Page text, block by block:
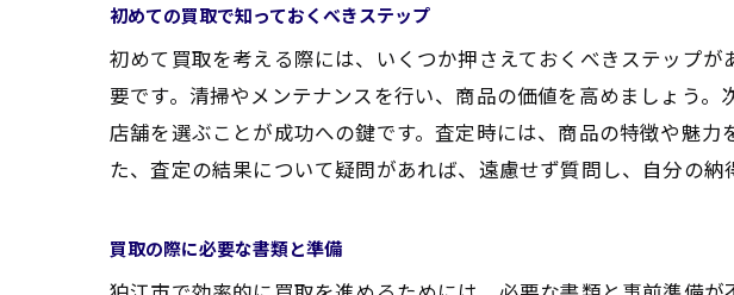
初めての買取で知っておくべきステップ
初めて買取を考える際には、いくつか押さえておくべきステップ
要です。清掃やメンテナンスを行い、商品の価値を高めましょう
店舗を選ぶことが成功への鍵です。査定時には、商品の特徴や魅
た、査定の結果について疑問があれば、遠慮せず質問し、自分の納
買取の際に必要な書類と準備